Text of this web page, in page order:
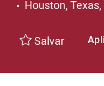
Ubicación
Houston,
Salvar